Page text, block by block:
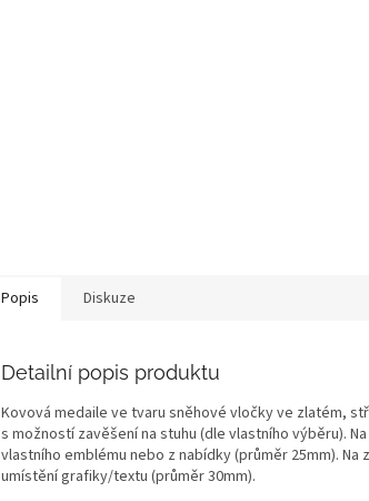
Popis Diskuze
Detailní popis produktu
Kovová medaile ve tvaru sněhové vločky ve zlatém,
s možností zavěšení na stuhu (dle vlastního výběru).
vlastního emblému nebo z nabídky (průměr 25mm).
umístění grafiky/textu (průměr 30mm).